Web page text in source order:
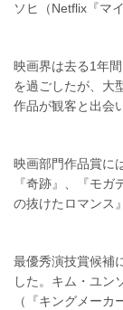
ソヒ（Netflix『マ
映画界は去る1年
を過ごしたが、大
作品が観客と出会
映画部門作品賞に
『奇跡』、『モ
の抜けたロマンス
最優秀演技賞候補
した。キム・ユン
（『キングメー